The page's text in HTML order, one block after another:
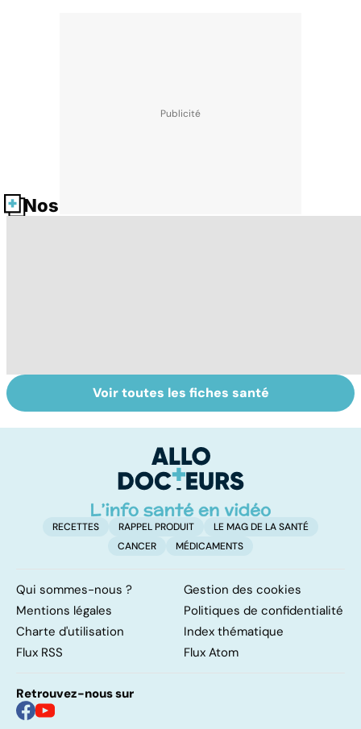
Nos fiches santé
La tuberculose
pulmonaire
Tout savoir sur
les infections
Voir toutes les fiches santé
RECETTES RAPPEL PRODUIT
LE MAG DE LA SANTÉ
CANCER
MÉDICAMENTS
Qui sommes-nous ?
Gestion des cookies
Mentions légales
Politiques de confidentialité
Charte d'utilisation
Index thématique
Flux RSS
Flux Atom
Retrouvez-nous sur